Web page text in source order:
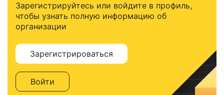
Зарегистрируйтесь или войдите в профиль,
чтобы узнать полную информацию об
организации
Зарегистрироваться
Войти